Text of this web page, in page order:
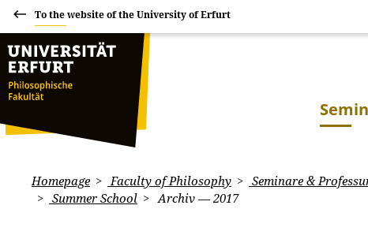
To the website of the University of Erfurt
Homepage Faculty of Philosophy Seminare &
Summer School
Archiv — 2017